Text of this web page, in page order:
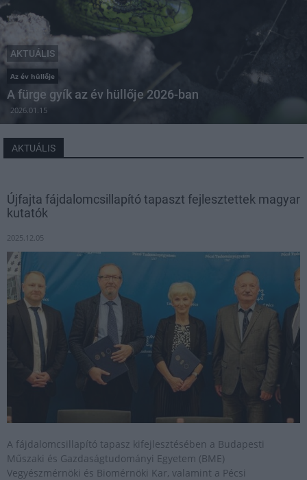
AKTUÁLIS
Az év hüllője
A fürge gyík az év hüllője 2026-ban
2026.01.15
AKTUÁLIS
Újfajta fájdalomcsillapító tapaszt fejlesztettek magyar
kutatók
2025.12.05
A fájdalomcsillapító tapasz kifejlesztésében a Budapesti
Műszaki és Gazdaságtudományi Egyetem (BME)
Vegyészmérnöki és Biomérnöki Kar, valamint a Pécsi